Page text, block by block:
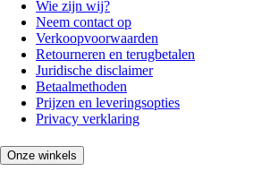
Wie zijn wij?
Neem contact op
Verkoopvoorwaarden
Retourneren en terugbetalen
Juridische disclaimer
Betaalmethoden
Prijzen en leveringsopties
Privacy verklaring
Onze winkels